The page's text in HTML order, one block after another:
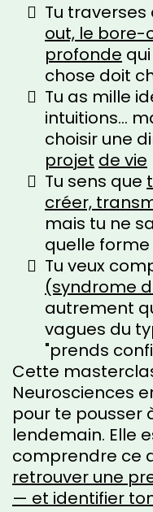
Tu traverses
out, le bore-
profonde
chose doit
Tu as mille
intuitions…
choisir une
projet de vie
Tu sens que
créer,
mais tu ne
quelle
Tu veux
(syndrome
autrement
vagues du
"prends
Cette
Neurosciences
pour te pousser
lendemain. Elle
comprendre ce
retrouver une
— et identifier